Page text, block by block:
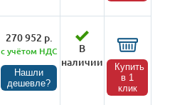
270 952 р.
с учётом НДС
Нашли
дешевле?
В
наличии
Купить
в 1
клик